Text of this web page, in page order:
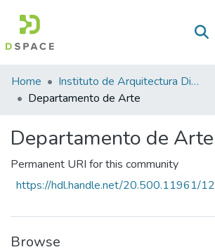
Statistics
Home
Instituto de Arquitectura Diseño y Arte
Departamento de Arte
Departamento de Arte
Permanent URI for this community
https://hdl.handle.net/20.500.11961/12
Browse